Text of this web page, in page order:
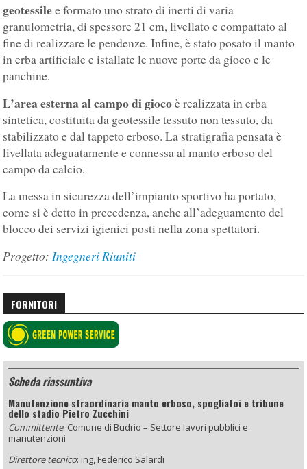
geotessilee formato uno strato di inerti di varia
granulometria, di spessore 21 cm, livellato e compattato al
fine di realizzare le pendenze. Infine, è stato posato il manto
in erba artificiale e istallate le nuove porte da gioco e le
panchine.
L’area esterna al campo di giocoè realizzata in erba
sintetica, costituita da geotessile tessuto non tessuto, da
stabilizzato e dal tappeto erboso. La stratigrafia pensata è
livellata adeguatamente e connessa al manto erboso del
campo da calcio.
La messa in sicurezza dell’impianto sportivo ha portato,
come si è detto in precedenza, anche all’adeguamento del
blocco dei servizi igienici posti nella zona spettatori.
Progetto:Ingegneri Riuniti
FORNITORI
Scheda riassuntiva
Manutenzione straordinaria manto erboso, spogliatoi e tribune
dello stadio Pietro Zucchini
Committente: Comune di Budrio – Settore lavori pubblici e
manutenzioni
Direttore tecnico: ing, Federico Salardi